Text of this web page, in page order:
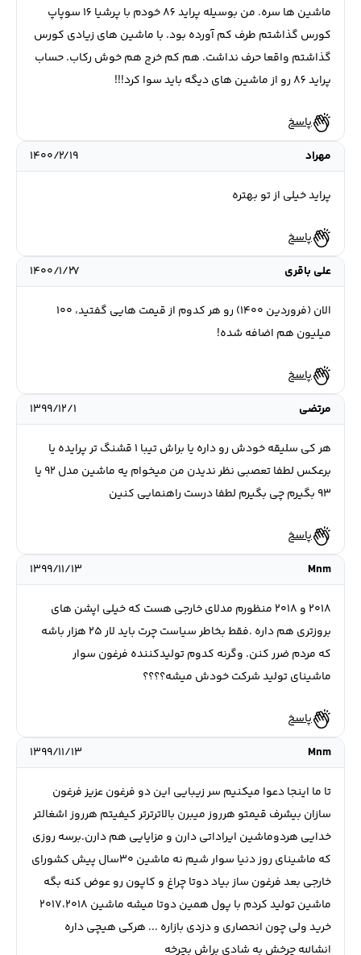
ماشین ها سره. من بوسیله پراید 86 خودم با پرشیا 16 سوپاپ
کورس گذاشتم طرف کم آورده بود. با ماشین های زیادی کورس
گذاشتم واقعا حرف نداشت. هم کم خرج هم خوش رکاب. حساب
پراید 86 رو از ماشین های دیگه باید سوا کرد!!!
پاسخ
مهراد
۱۴۰۰/۲/۱۹
پراید خیلی از تو بهتره
پاسخ
علی باقری
۱۴۰۰/۱/۲۷
الان (فروردین ۱۴۰۰) رو هر کدوم از قیمت هایی گفتید، ۱۰۰
میلیون هم اضافه شده!
پاسخ
مرتضی
۱۳۹۹/۱۲/۱
هر کی سلیقه خودش رو داره یا براش تیبا ۱ قشنگ تر پرایده یا
برعکس لطفا تعصبی نظر ندیدن من میخوام یه ماشین مدل ۹۲ یا
۹۳ بگیرم چی بگیرم لطفا درست راهنمایی کنین
پاسخ
Mnm
۱۳۹۹/۱۱/۱۳
۲۰۱۸ و ۲۰۱۸ منظورم مدلای خارجی هست که خیلی اپشن های
بروزتری هم داره .فقط بخاطر سیاست چرت باید لار ۲۵ هزار باشه
که مردم ضرر کنن. وگرنه کدوم تولیدکننده فرغون سوار
ماشینای تولید شرکت خودش میشه؟؟؟؟
پاسخ
Mnm
۱۳۹۹/۱۱/۱۳
تا ما اینجا دعوا میکنیم سر زیبایی این دو فرغون عزیز فرغون
سازان بیشرف قیمتو هرروز میبرن بالاترترتر کیفیتم هرروز اشغالتر
خدایی هردوماشین ایراداتی دارن و مزایایی هم دارن.برسه روزی
که ماشینای روز دنیا سوار شیم نه ماشین ۳۰سال پیش کشورای
خارجی بعد فرغون ساز بیاد دوتا چراغ و کاپون رو عوض کنه بگه
ماشین تولید کردم با پول همین دوتا میشه ماشین ۲۰۱۷،۲۰۱۸
خرید ولی چون انحصاری و دزدی بازاره ... هرکی هیچی داره
انشالله چرخش به شادی براش بچرخه